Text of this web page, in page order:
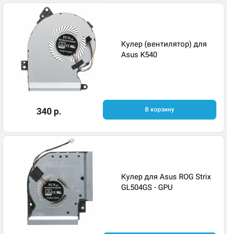
Кулер (вентилятор) для
Asus K540
340 р. В корзину
Кулер для Asus ROG Strix
GL504GS - GPU